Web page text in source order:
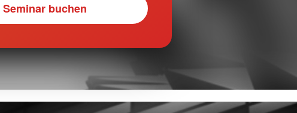
Seminar buchen